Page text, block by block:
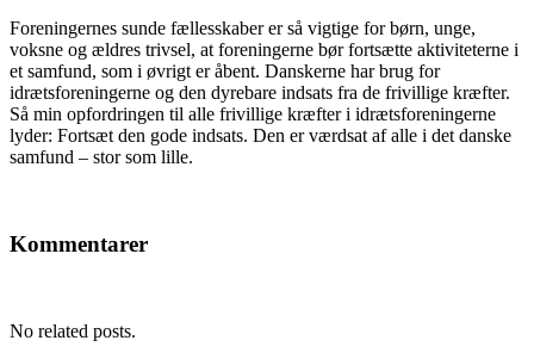
Foreningernes sunde fællesskaber er så vigtige for børn, unge,
voksne og ældres trivsel, at foreningerne bør fortsætte aktiviteterne i
et samfund, som i øvrigt er åbent. Danskerne har brug for
idrætsforeningerne og den dyrebare indsats fra de frivillige kræfter.
Så min opfordringen til alle frivillige kræfter i idrætsforeningerne
lyder: Fortsæt den gode indsats. Den er værdsat af alle i det danske
samfund – stor som lille.
Kommentarer
No related posts.